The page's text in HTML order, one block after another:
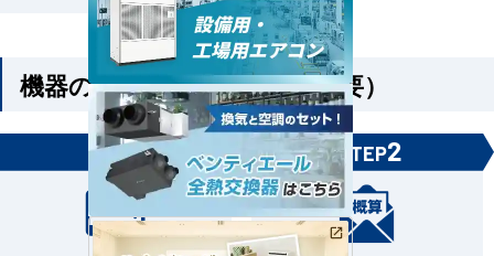
機器のみご購入の方（工事不要）
STEP1 STEP2